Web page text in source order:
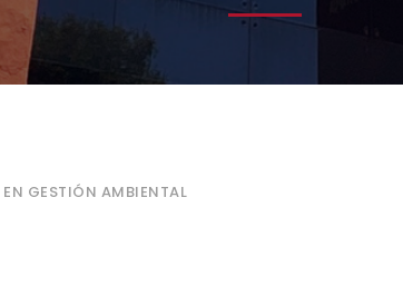
GESTIÓN AMBIENTAL